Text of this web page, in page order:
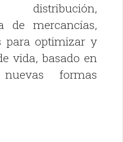
distribución,
de mercancías,
para optimizar y
vida, basado en
formas